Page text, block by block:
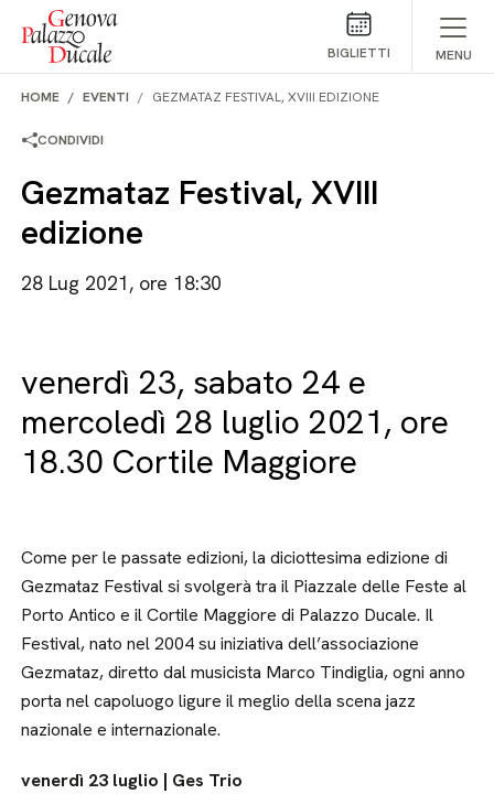
Salta al contenuto
BIGLIETTI MENU
HOME EVENTI GEZMATAZ FESTIVAL, XVIII EDIZIONE
CONDIVIDI
Gezmataz Festival, XVIII
edizione
28 Lug 2021, ore 18:30
venerdì 23, sabato 24 e
mercoledì 28 luglio 2021, ore
18.30 Cortile Maggiore
Come per le passate edizioni, la diciottesima edizione di
Gezmataz Festival si svolgerà tra il Piazzale delle Feste al
Porto Antico e il Cortile Maggiore di Palazzo Ducale. Il
Festival, nato nel 2004 su iniziativa dell’associazione
Gezmataz, diretto dal musicista Marco Tindiglia, ogni anno
porta nel capoluogo ligure il meglio della scena jazz
nazionale e internazionale.
venerdì 23 luglio | Ges Trio